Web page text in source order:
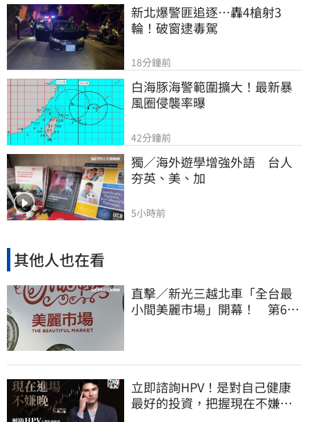
新北爆警匪追逐…轟4槍射3
輪！破窗逮毒駕
18分鐘前
白海豚海警範圍擴大！最新暴
風圈侵襲率曝
42分鐘前
獨／海外遊學增強外語　台人
夯英、美、加
5小時前
其他人也在看
直擊／新光三越北車「全台最
小間美麗市場」開幕！ 第6家
立即諮詢HPV！是對自己健康
最好的投資，把握現在不嫌